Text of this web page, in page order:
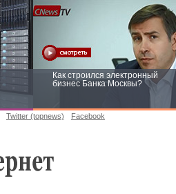
Как строился электронный
бизнес Банка Москвы?
Twitter (topnews) Facebook